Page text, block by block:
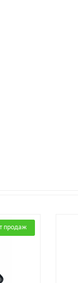
продаж